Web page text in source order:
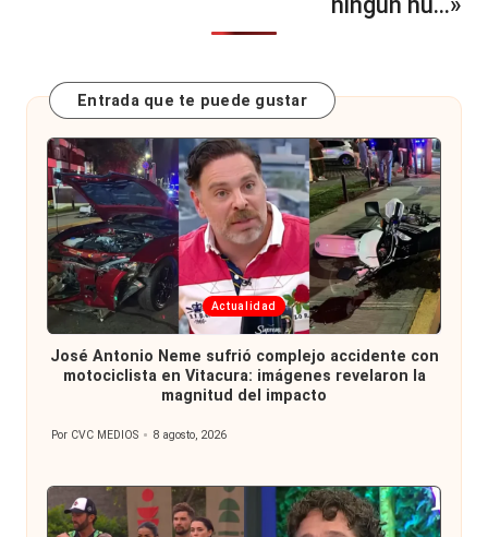
Entrada que te puede gustar
Publicada
en
Actualidad
José Antonio Neme sufrió complejo accidente con
motociclista en Vitacura: imágenes revelaron la
magnitud del impacto
Publicado
Por CVC MEDIOS 8 agosto, 2026